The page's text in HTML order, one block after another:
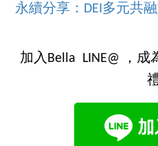
永續分享：DEI多元共
加入Bella LINE@ ，